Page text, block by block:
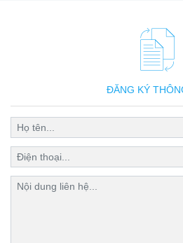
ĐĂNG KÝ